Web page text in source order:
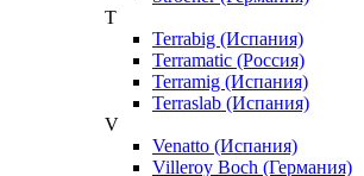
T
Terrabig (Испания)
Terramatic (Россия)
Terramig (Испания)
Terraslab (Испания)
V
Venatto (Испания)
Villeroy Boch (Германия)